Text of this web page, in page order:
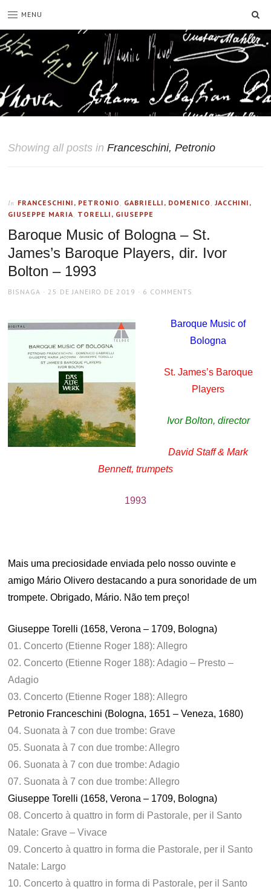
MENU
Showing all posts inFranceschini, Petronio
In FRANCESCHINI, PETRONIO , GABRIELLI, DOMENICO ,JACCHINI,
GIUSEPPE MARIA, TORELLI, GIUSEPPE
Baroque Music of Bologna – St.
James’s Baroque Players, dir. Ivor
Bolton – 1993
AUTHOR
BISNAGA
POSTED
25 DE JANEIRO DE 2019 6 COMMENTS
Baroque Music of
Bologna
St. James’s Baroque
Players
Ivor Bolton, director
David Staff & Mark
Bennett, trumpets
1993
Mais uma preciosidade enviada pelo nosso ouvinte e
amigo Mário Olivero destacando a pura sonoridade de um
trompete. Obrigado, Mário. Não tem preço!
Giuseppe Torelli (1658, Verona – 1709, Bologna)
01. Concerto (Etienne Roger 188): Allegro
02. Concerto (Etienne Roger 188): Adagio – Presto –
Adagio
03. Concerto (Etienne Roger 188): Allegro
Petronio Franceschini (Bologna, 1651 – Veneza, 1680)
04. Suonata à 7 con due trombe: Grave
05. Suonata à 7 con due trombe: Allegro
06. Suonata à 7 con due trombe: Adagio
07. Suonata à 7 con due trombe: Allegro
Giuseppe Torelli (1658, Verona – 1709, Bologna)
08. Concerto à quattro in form di Pastorale, per il Santo
Natale: Grave – Vivace
09. Concerto à quattro in forma die Pastorale, per il Santo
Natale: Largo
10. Concerto à quattro in forma di Pastorale, per il Santo